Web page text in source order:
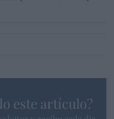
este artículo?